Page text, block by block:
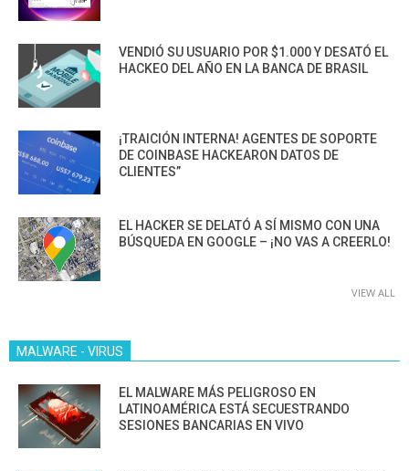
VENDIÓ SU USUARIO POR $1.000 Y DESATÓ EL
HACKEO DEL AÑO EN LA BANCA DE BRASIL
¡TRAICIÓN INTERNA! AGENTES DE SOPORTE
DE COINBASE HACKEARON DATOS DE
CLIENTES”
EL HACKER SE DELATÓ A SÍ MISMO CON UNA
BÚSQUEDA EN GOOGLE – ¡NO VAS A CREERLO!
VIEW ALL
MALWARE - VIRUS
EL MALWARE MÁS PELIGROSO EN
LATINOAMÉRICA ESTÁ SECUESTRANDO
SESIONES BANCARIAS EN VIVO